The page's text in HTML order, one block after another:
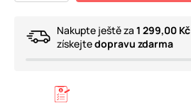
Nakupte ještě za 1 299,00 Kč
získejtedopravu zdarma